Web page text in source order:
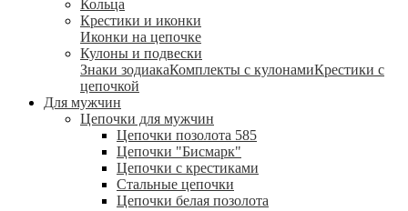
Кольца
Крестики и иконки
Иконки на цепочке
Кулоны и подвески
Знаки зодиакаКомплекты с кулонамиКрестики с
цепочкой
Для мужчин
Цепочки для мужчин
Цепочки позолота 585
Цепочки "Бисмарк"
Цепочки с крестиками
Стальные цепочки
Цепочки белая позолота